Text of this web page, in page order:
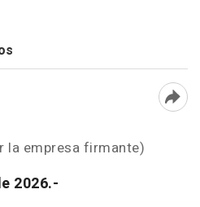
la empresa firmante)
2026.-